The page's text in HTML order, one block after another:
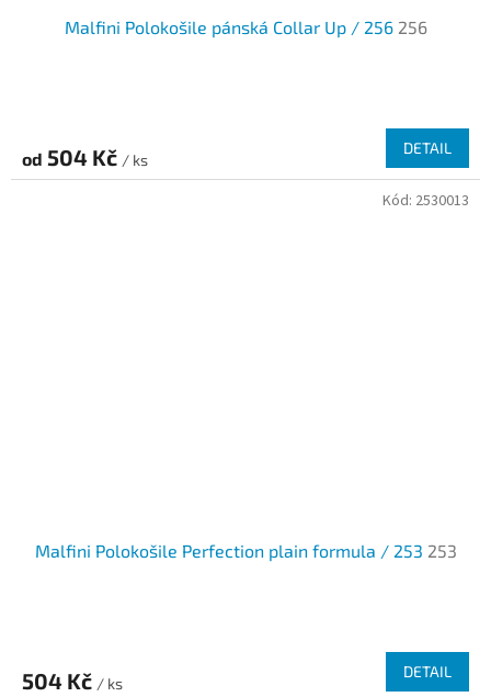
Malfini Polokošile pánská Collar Up / 256 256
od 504 Kč / ks
DETAIL
Malfini Polokošile Perfection plain formula / 253 253
504 Kč / ks
DETAIL
Kód: 2530013